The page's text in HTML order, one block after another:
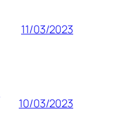
11/03/2023
10/03/2023